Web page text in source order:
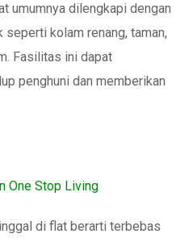
umumnya dilengkapi dengan
kolam renang, taman,
Fasilitas ini dapat
penghuni dan memberikan
One Stop Living
di flat berarti terbebas